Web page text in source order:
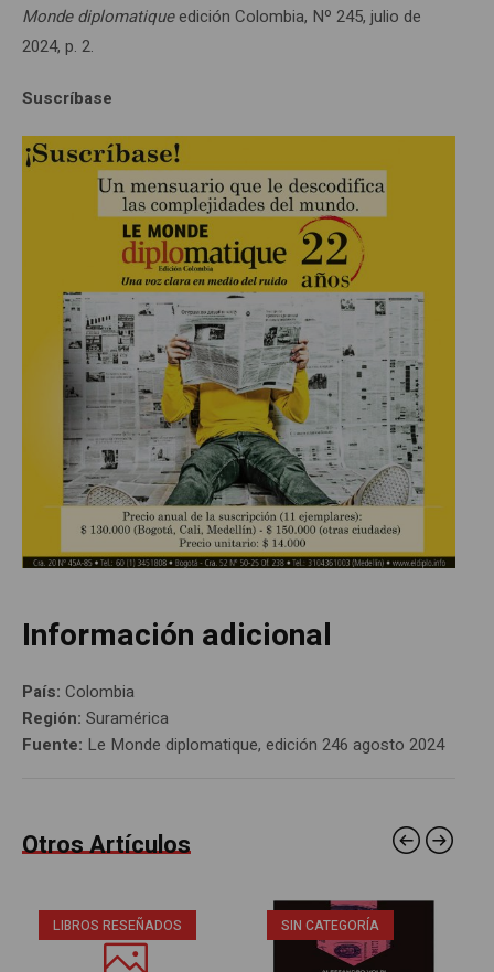
Monde diplomatiqueedición Colombia, Nº 245, julio de
2024, p. 2.
Suscríbase
Información adicional
País: Colombia
Región: Suramérica
Fuente: Le Monde diplomatique, edición 246 agosto 2024
Otros Artículos
LIBROS RESEÑADOS SIN CATEGORÍA